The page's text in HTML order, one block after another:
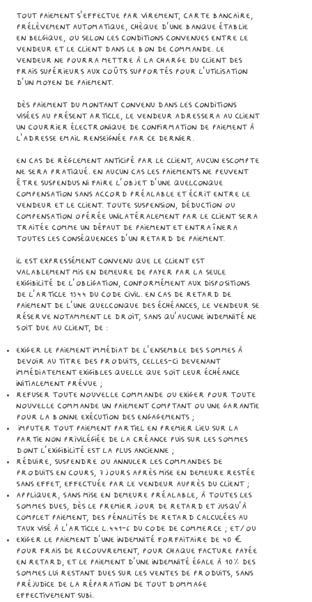
Tout paiement s’effectue par virement, carte bancaire,
prélèvement automatique, chèque d’une banque établie
en belgique, ou selon les conditions convenues entre le
Vendeur et le Client dans le bon de commande. Le
Vendeur ne pourra mettre à la charge du Client des
frais supérieurs aux coûts supportés pour l’utilisation
d’un moyen de paiement.
Dès paiement du montant convenu dans les conditions
visées au présent article, le Vendeur adressera au Client
un courrier électronique de confirmation de paiement à
l’adresse email renseignée par ce dernier.
En cas de règlement anticipé par le Client, aucun escompte
ne sera pratiqué. En aucun cas les paiements ne peuvent
être suspendus ni faire l'objet d'une quelconque
compensation sans accord préalable et écrit entre le
Vendeur et le Client. Toute suspension, déduction ou
compensation opérée unilatéralement par le Client sera
traitée comme un défaut de paiement et entraînera
toutes les conséquences d’un retard de paiement.
Il est expressément convenu que le Client est
valablement mis en demeure de payer par la seule
exigibilité de l'obligation, conformément aux dispositions
de l'article 1344 du Code civil. En cas de retard de
paiement de l’une quelconque des échéances, le Vendeur se
réserve notamment le droit, sans qu’aucune indemnité ne
soit due au Client, de :
exiger le paiement immédiat de l’ensemble des sommes à
devoir au titre des Produits, celles-ci devenant
immédiatement exigibles quelle que soit leur échéance
initialement prévue ;
refuser toute nouvelle commande ou exiger pour toute
nouvelle commande un paiement comptant ou une garantie
pour la bonne exécution des engagements ;
imputer tout paiement partiel en premier lieu sur la
partie non privilégiée de la créance puis sur les sommes
dont l'exigibilité est la plus ancienne ;
réduire, suspendre ou annuler les commandes de
Produits en cours, 7 jours après mise en demeure restée
sans effet, effectuée par le Vendeur auprès du Client ;
appliquer, sans mise en demeure préalable, à toutes les
sommes dues, dès le premier jour de retard et jusqu'à
complet paiement, des pénalités de retard calculées au
taux visé à l’article L.441-6 du Code de Commerce ; et/ou
exiger le paiement d’une indemnité forfaitaire de 40 €
pour frais de recouvrement, pour chaque facture payée
en retard, et le paiement d’une indemnité égale à 10% des
sommes lui restant dues sur les Ventes de Produits, sans
préjudice de la réparation de tout dommage
effectivement subi.